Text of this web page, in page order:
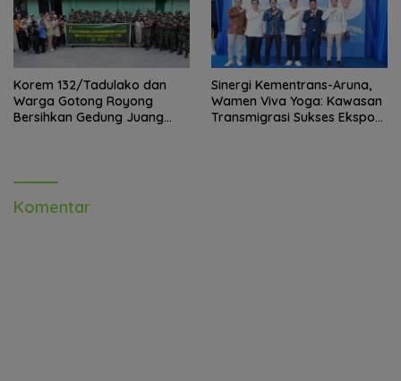
Korem 132/Tadulako dan
Warga Gotong Royong
Bersihkan Gedung Juang
Sinergi Kementrans-Aruna,
Wamen Viva Yoga: Kawasan
Transmigrasi Sukses Ekspor
Komentar